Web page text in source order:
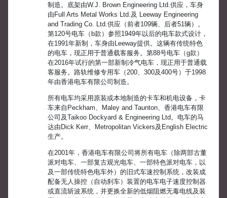
制造。底架由W.J. Brown Engineering Ltd.供应，车身
由Full Arts Metal Works Ltd.及 Leeway Engineering
and Trading Co. Ltd.供应（前者109辆、后者51辆）。
第120号电车（b款）参照1949年以后的电车款式设计，
在1991年新制，车身由Leeway提供。这辆有传统特色
的电车，现正用于普通载客服务。第88号电车（g款）
在2016年试行的第一部新制冷气电车，现正用于普通载
客服务。路轨维修专用车（200、300及400号）于1998
年由香港电车有限公司制造。
所有电车均采用原装或本地制造的卡车和机电设备，卡
车来自Peckham、Maley and Taunton、香港电车有限
公司及Taikoo Dockyard & Engineering Ltd。电车的马
达由Dick Kerr、Metropolitan Vickers及English Electric
生产。
在2001年，香港电车有限公司将所有电车（除两部古董
派对电车、一部复古观光电车、一部特色派对电车，以
及一部传统特色电车外）的旧式车速控制系统，改装成
配备无人操控（自动刹车）装置的电车电子速度控制器
或直流斩波系统，并更换全新的低烟阻燃无毒电线及装